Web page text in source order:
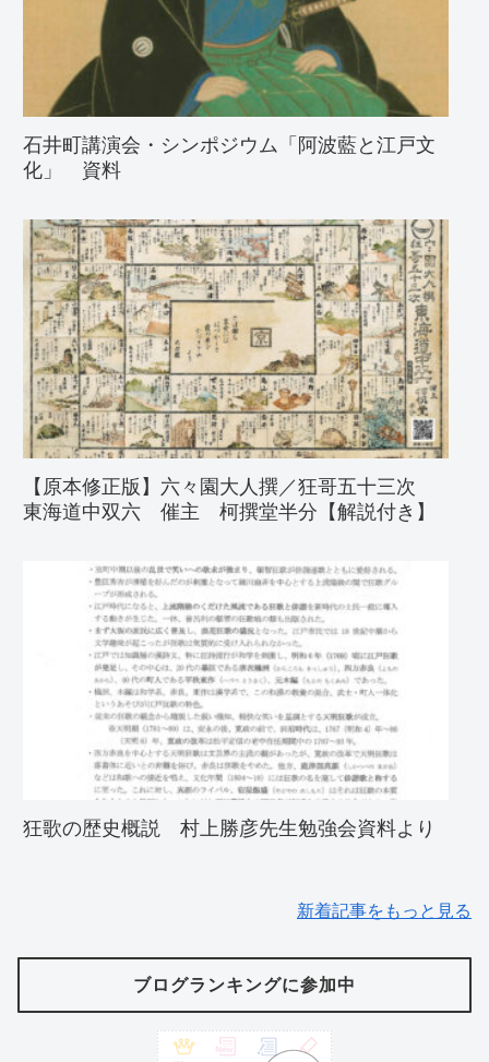
石井町講演会・シンポジウム「阿波藍と江戸文
化」 資料
【原本修正版】六々園大人撰／狂哥五十三次
東海道中双六 催主 柯撰堂半分【解説付き】
狂歌の歴史概説 村上勝彦先生勉強会資料より
新着記事をもっと見る
ブログランキングに参加中